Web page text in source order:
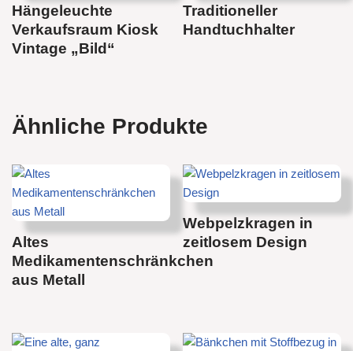
Hängeleuchte
Verkaufsraum Kiosk
Vintage „Bild“
Traditioneller
Handtuchhalter
Ähnliche Produkte
Altes
Medikamentenschränkchen
aus Metall
Webpelzkragen in
zeitlosem Design